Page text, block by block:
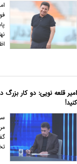
امیر قلعه نویی: دو کار بزرگ
کنید!